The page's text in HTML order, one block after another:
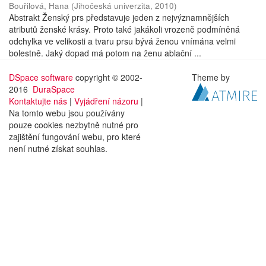
Bouřilová, Hana (Jihočeská univerzita, 2010)
Abstrakt Ženský prs představuje jeden z nejvýznamnějších
atributů ženské krásy. Proto také jakákoli vrozeně podmíněná
odchylka ve velikosti a tvaru prsu bývá ženou vnímána velmi
bolestně. Jaký dopad má potom na ženu ablační ...
DSpace software copyright © 2002-
2016 DuraSpace
Kontaktujte nás | Vyjádření názoru |
Na tomto webu jsou používány
pouze cookies nezbytně nutné pro
zajištění fungování webu, pro které
není nutné získat souhlas.
Theme by